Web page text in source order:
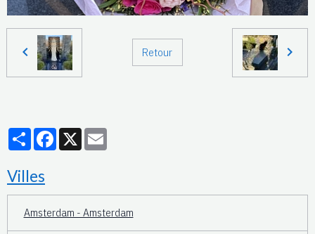
Retour
PartagerFacebook
X
Villes
Amsterdam - Amsterdam